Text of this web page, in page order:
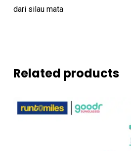
dari silau mata
Related products